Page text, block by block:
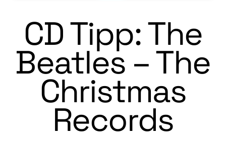
CD Tipp: The
Beatles – The
Christmas
Records